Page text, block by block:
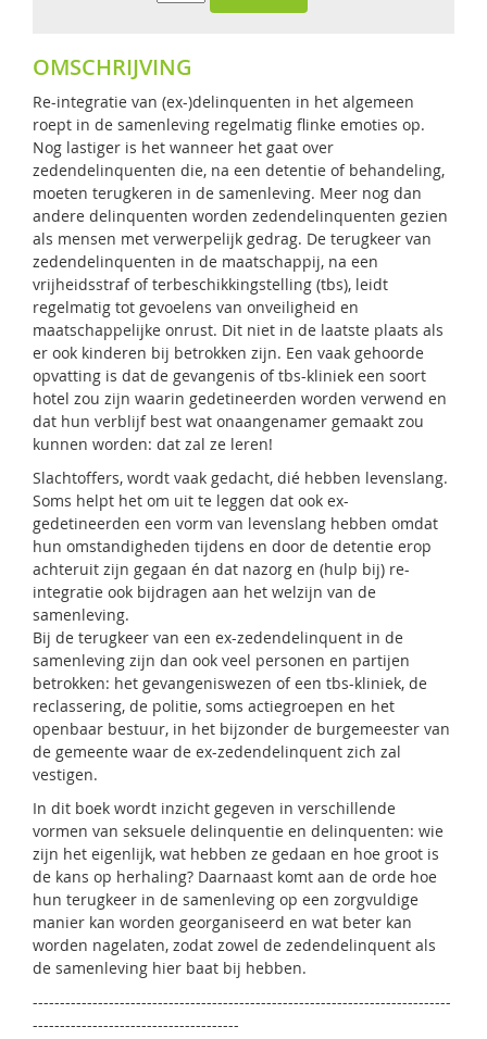
OMSCHRIJVING
Re-integratie van (ex-)delinquenten in het algemeen
roept in de samenleving regelmatig flinke emoties op.
Nog lastiger is het wanneer het gaat over
zedendelinquenten die, na een detentie of behandeling,
moeten terugkeren in de samenleving. Meer nog dan
andere delinquenten worden zedendelinquenten gezien
als mensen met verwerpelijk gedrag. De terugkeer van
zedendelinquenten in de maatschappij, na een
vrijheidsstraf of terbeschikkingstelling (tbs), leidt
regelmatig tot gevoelens van onveiligheid en
maatschappelijke onrust. Dit niet in de laatste plaats als
er ook kinderen bij betrokken zijn. Een vaak gehoorde
opvatting is dat de gevangenis of tbs-kliniek een soort
hotel zou zijn waarin gedetineerden worden verwend en
dat hun verblijf best wat onaangenamer gemaakt zou
kunnen worden: dat zal ze leren!
Slachtoffers, wordt vaak gedacht, dié hebben levenslang.
Soms helpt het om uit te leggen dat ook ex-
gedetineerden een vorm van levenslang hebben omdat
hun omstandigheden tijdens en door de detentie erop
achteruit zijn gegaan én dat nazorg en (hulp bij) re-
integratie ook bijdragen aan het welzijn van de
samenleving.
Bij de terugkeer van een ex-zedendelinquent in de
samenleving zijn dan ook veel personen en partijen
betrokken: het gevangeniswezen of een tbs-kliniek, de
reclassering, de politie, soms actiegroepen en het
openbaar bestuur, in het bijzonder de burgemeester van
de gemeente waar de ex-zedendelinquent zich zal
vestigen.
In dit boek wordt inzicht gegeven in verschillende
vormen van seksuele delinquentie en delinquenten: wie
zijn het eigenlijk, wat hebben ze gedaan en hoe groot is
de kans op herhaling? Daarnaast komt aan de orde hoe
hun terugkeer in de samenleving op een zorgvuldige
manier kan worden georganiseerd en wat beter kan
worden nagelaten, zodat zowel de zedendelinquent als
de samenleving hier baat bij hebben.
-----------------------------------------------------------------------------
--------------------------------------